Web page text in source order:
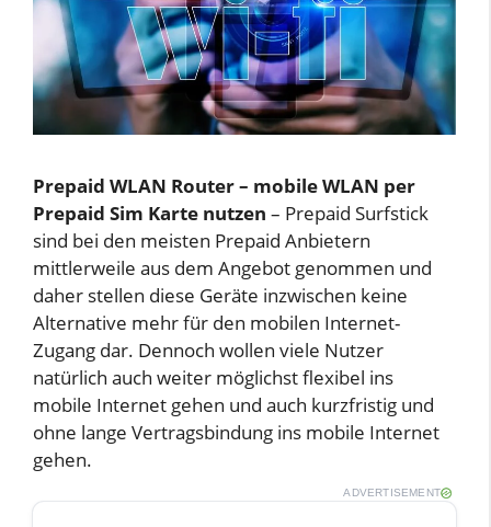
Prepaid WLAN Router – mobile WLAN per
Prepaid Sim Karte nutzen – Prepaid Surfstick
sind bei den meisten Prepaid Anbietern
mittlerweile aus dem Angebot genommen und
daher stellen diese Geräte inzwischen keine
Alternative mehr für den mobilen Internet-
Zugang dar. Dennoch wollen viele Nutzer
natürlich auch weiter möglichst flexibel ins
mobile Internet gehen und auch kurzfristig und
ohne lange Vertragsbindung ins mobile Internet
gehen.
ADVERTISEMENT